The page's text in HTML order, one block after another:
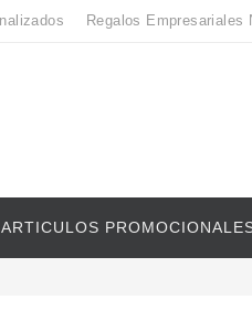
Regalos Empresariales
ARTICULOS